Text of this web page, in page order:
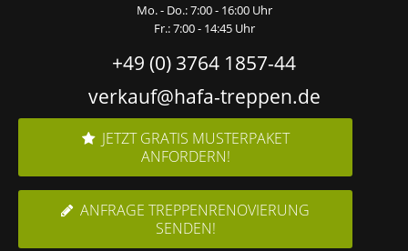
Mo. - Do.: 7:00 - 16:00 Uhr
Fr.: 7:00 - 14:45 Uhr
+49 (0) 3764 1857-44
verkauf@hafa-treppen.de
JETZT GRATIS MUSTERPAKET
ANFORDERN!
ANFRAGE TREPPENRENOVIERUNG
SENDEN!